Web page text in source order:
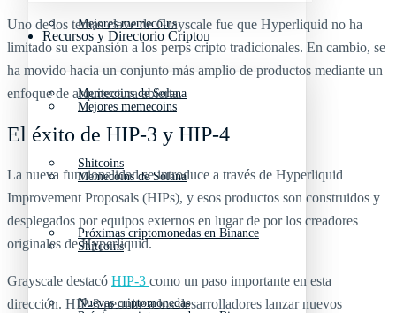
Mejores memecoins
Memecoins de Solana
Shitcoins
Próximas criptomonedas en Binance
Nuevas criptomonedas
Recursos y Directorio Cripto
Mejores memecoins
Memecoins de Solana
Shitcoins
Uno de los temas clave de Grayscale fue que Hyperliquid no ha
limitado su expansión a los perps cripto tradicionales. En cambio, se
ha movido hacia un conjunto más amplio de productos mediante un
enfoque de arquitectura abierta.
El éxito de HIP-3 y HIP-4
La nueva funcionalidad se introduce a través de Hyperliquid
Improvement Proposals (HIPs), y esos productos son construidos y
desplegados por equipos externos en lugar de por los creadores
originales de Hyperliquid.
Grayscale destacó HIP-3 como un paso importante en esta
dirección. HIP-3 permite a los desarrolladores lanzar nuevos